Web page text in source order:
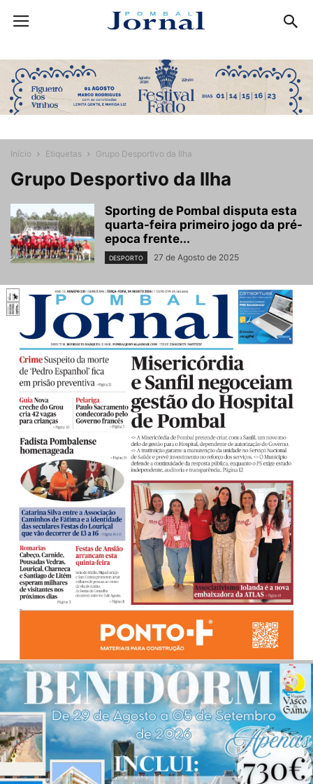
Início Etiquetas Grupo Desportivo da Ilha
Grupo Desportivo da Ilha
Sporting de Pombal disputa esta
quarta-feira primeiro jogo da pré-
epoca frente...
DESPORTO 27 de Agosto de 2025